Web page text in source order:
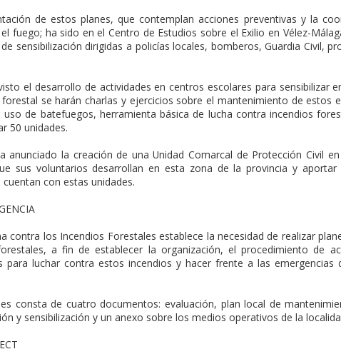
de estos planes, que contemplan acciones preventivas y la
fuego; ha sido en el Centro de Estudios sobre el Exilio en Vélez-
sensibilización dirigidas a policías locales, bomberos, Guardia Civil,
el desarrollo de actividades en centros escolares para sensibilizar
se harán charlas y ejercicios sobre el mantenimiento de estos
de batefuegos, herramienta básica de lucha contra incendios
50 unidades.
anunciado la creación de una Unidad Comarcal de Protección Civil
sus voluntarios desarrollan en esta zona de la provincia y aportar
con estas unidades.
contra los Incendios Forestales establece la necesidad de realizar
a fin de establecer la organización, el procedimiento de
para luchar contra estos incendios y hacer frente a las emergencias
consta de cuatro documentos: evaluación, plan local de
y sensibilización y un anexo sobre los medios operativos de la